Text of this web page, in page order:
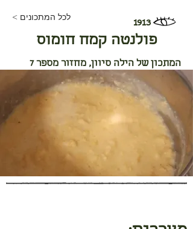
< לכל המתכונים
1913
פולנטה קמח חומוס
המתכון של הילה סיוון, מחזור מספר 7